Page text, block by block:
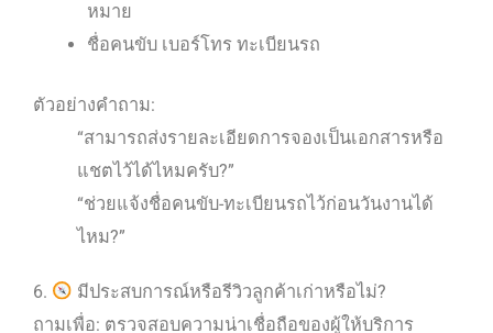
หมาย
ชื่อคนขับ เบอร์โทร ทะเบียนรถ
ตัวอย่างคำถาม:
“สามารถส่งรายละเอียดการจองเป็นเอกสารหรือ
แชตไว้ได้ไหมครับ?”
“ช่วยแจ้งชื่อคนขับ-ทะเบียนรถไว้ก่อนวันงานได้
ไหม?”
6.
มีประสบการณ์หรือรีวิวลูกค้าเก่าหรือไม่?
ถามเพื่อ: ตรวจสอบความน่าเชื่อถือของผู้ให้บริการ